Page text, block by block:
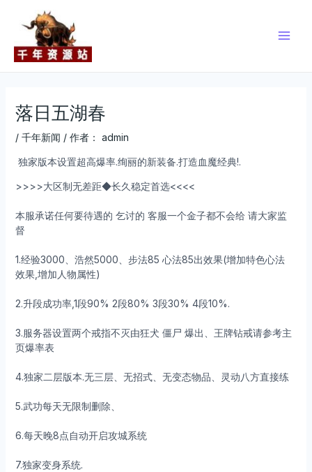
落日五湖春
/ 千年新闻 / 作者： admin
独家版本设置超高爆率.绚丽的新装备.打造血魔经典!.
>>>>大区制无差距◆长久稳定首选<<<<
本服承诺任何要待遇的 乞讨的 客服一个金子都不会给 请大家监
督
1.经验3000、浩然5000、步法85 心法85出效果(增加特色心法
效果,增加人物属性)
2.升段成功率,1段90% 2段80% 3段30% 4段10%.
3.服务器设置两个戒指不灭由狂犬 僵尸 爆出、王牌钻戒请参考主
页爆率表
4.独家二层版本.无三层、无招式、无变态物品、灵动八方直接练
5.武功每天无限制删除、
6.每天晚8点自动开启攻城系统
7.独家变身系统.
navigation